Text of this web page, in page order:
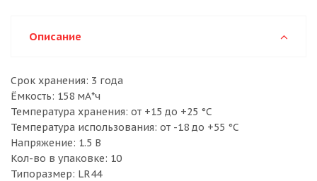
Описание
Срок хранения: 3 года
Ёмкость: 158 мА*ч
Температура хранения: от +15 до +25 °C
Температура использования: от -18 до +55 °C
Напряжение: 1.5 В
Кол-во в упаковке: 10
Типоразмер: LR44